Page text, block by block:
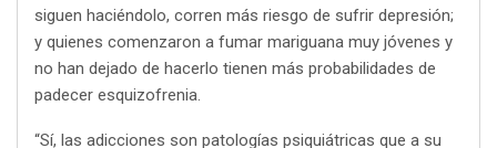
siguen haciéndolo, corren más riesgo de sufrir depresión;
y quienes comenzaron a fumar mariguana muy jóvenes y
no han dejado de hacerlo tienen más probabilidades de
padecer esquizofrenia.
“Sí, las adicciones son patologías psiquiátricas que a su